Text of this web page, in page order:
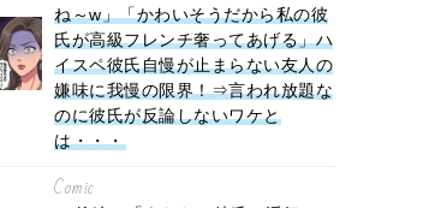
ね～w」「かわいそうだから私の彼
氏が高級フレンチ奢ってあげる」ハ
イスペ彼氏自慢が止まらない友人の
嫌味に我慢の限界！⇒言われ放題な
のに彼氏が反論しないワケと
は・・・
Comic